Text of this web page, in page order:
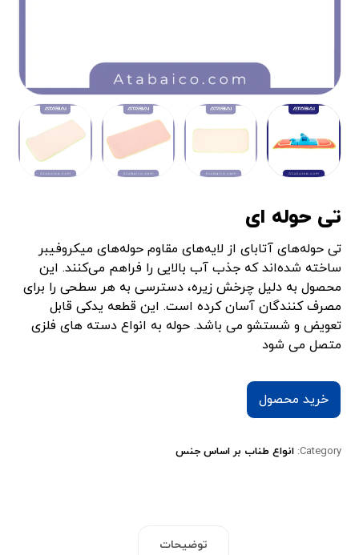
تی حوله ای
تی حوله‌های آتابای از لایه‌های مقاوم حوله‌های میکروفیبر
ساخته شده‌اند که جذب آب بالایی را فراهم می‌کنند. این
محصول به دلیل چرخش زیره، دسترسی به هر سطحی را برای
مصرف کنندگان آسان کرده است. این قطعه یدکی قابل
تعویض و شستشو می باشد. حوله به انواع دسته های فلزی
متصل می شود
خرید محصول
Category: انواع طناب بر اساس جنس
توضیحات